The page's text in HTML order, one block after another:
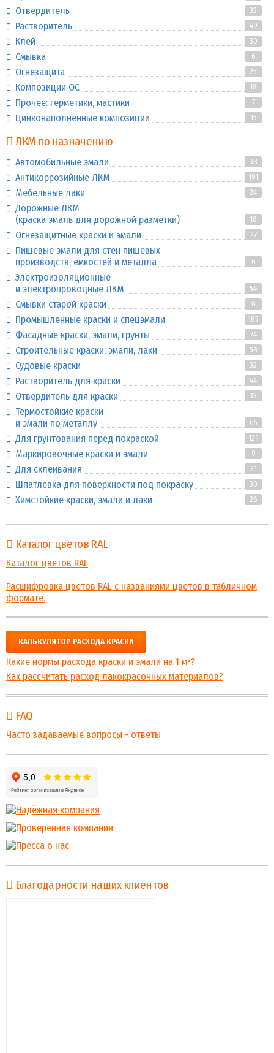
Отвердитель
33
Растворитель 49
Клей 30
Смывка 6
Огнезащита 25
Композиции ОС 18
Прочее: герметики, мастики 7
Цинконаполненные композиции 15
ЛКМ по назначению
Автомобильные эмали 38
Антикоррозийные ЛКМ 191
Мебельные лаки 24
Дорожные ЛКМ
(краска эмаль для дорожной разметки)
18
Огнезащитные краски и эмали 27
Пищевые эмали для стен пищевых
производств, емкостей и металла
6
Электроизоляционные
и электропроводные ЛКМ
54
Смывки старой краски 6
Промышленные краски и спецэмали 185
Фасадные краски, эмали, грунты 74
Строительные краски, эмали, лаки 58
Судовые краски 32
Растворитель для краски 44
Отвердитель для краски 33
Термостойкие краски
и эмали по металлу
65
Для грунтования перед покраской 121
Маркировочные краски и эмали 9
Для склеивания 31
Шпатлевка для поверхности под покраску 30
Химстойкие краски, эмали и лаки 26
Каталог цветов RAL
Каталог цветов RAL
Расшифровка цветов RAL с названиями цветов в табличном
формате.
КАЛЬКУЛЯТОР РАСХОДА КРАСКИ
Какие нормы расхода краски и эмали на 1 м²?
Как рассчитать расход лакокрасочных материалов?
FAQ
Часто задаваемые вопросы - ответы
Благодарности наших клиентов